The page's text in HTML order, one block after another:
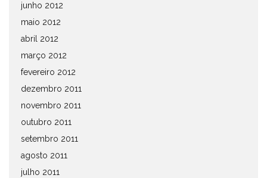
junho 2012
maio 2012
abril 2012
março 2012
fevereiro 2012
dezembro 2011
novembro 2011
outubro 2011
setembro 2011
agosto 2011
julho 2011